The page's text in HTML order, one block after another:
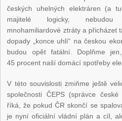
českých uhelných elektráren (a
majitelé logicky, nebudou
mnohamiliardové ztráty a přicházet
dopady „konce uhlí“ na českou
budou opět fatální. Doplňme
45 procent naší domácí spotřeby
V této souvislosti zmiňme ještě
společnosti ČEPS (správce
říká, že pokud ČR skončí se
je nyní oficiální vládní plán a cíl,